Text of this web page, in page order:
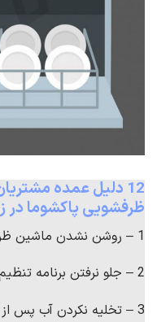
12 دلیل عمده
ظرفشویی پاکشوما در
1 – روشن نشدن ماشین ظرفشویی و یا صفحه نمایش
2 – جلو نرفتن برنامه تنظیم شده و گیر کردن در یکی از مراحل
3 – تخلیه نکردن آب پس از شستشو